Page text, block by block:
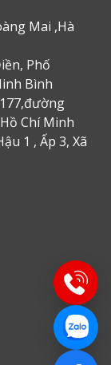
Mai ,Hà
Phố
Bình
Chí Minh
1 , Ấp 3, Xã